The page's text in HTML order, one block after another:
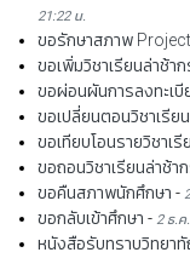
21:22 น.
ขอรักษาสภาพ Project
ขอเพิ่มวิชาเรียนล่าช้า
ขอผ่อนผันการลงทะเ
ขอเปลี่ยนตอนวิชาเรี
ขอเทียบโอนรายวิชาเรี
ขอถอนวิชาเรียนล่าช้า
ขอคืนสภาพนักศึกษา -
ขอกลับเข้าศึกษา - 2 ธ.ค
หนังสือรับทราบวิทยา